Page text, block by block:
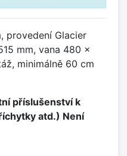
provedení Glacier
mm, vana 480 x
minimálně 60 cm
příslušenství k
atd.) Není